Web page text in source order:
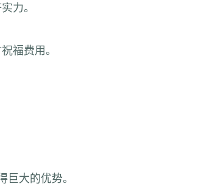
力。
福费用。
大的优势。